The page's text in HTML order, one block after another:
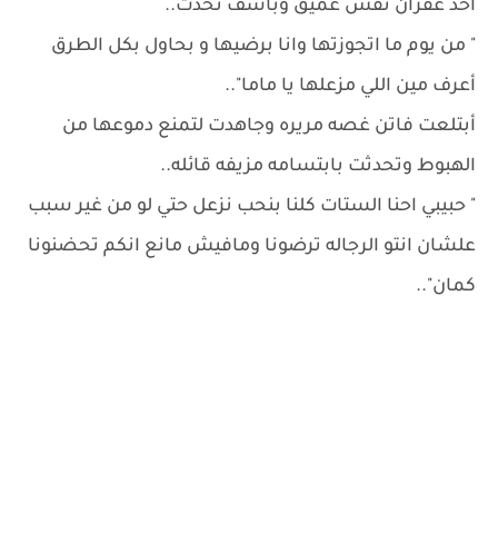
أخذ غفران نفس عميق وبأسف تحدث..
" من يوم ما اتجوزتها وانا برضيها و بحاول بكل الطرق
أعرف مين اللي مزعلها يا ماما"..
أبتلعت فاتن غصه مريره وجاهدت لتمنع دموعها من
الهبوط وتحدثت بابتسامه مزيفه قائله..
" حبيبي احنا الستات كلنا بنحب نزعل حتي لو من غير سبب
علشان انتو الرجاله ترضونا ومافيش مانع انكم تحضنونا
كمان"..